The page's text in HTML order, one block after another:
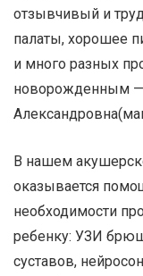
отзывчивый и
палаты, хорошее
и много разных
новорожденным —
В нашем
оказывается
необходимости
ребенку: УЗИ
суставов,